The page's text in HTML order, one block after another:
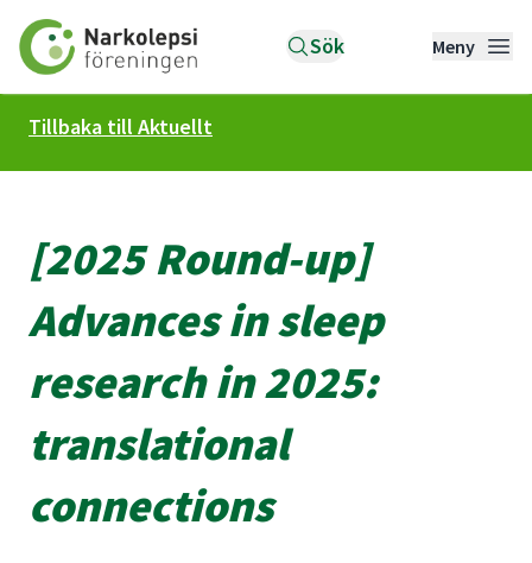
Till startsidan Sök Meny
Tillbaka till Aktuellt
[2025 Round-up]
Advances in sleep
research in 2025:
translational
connections